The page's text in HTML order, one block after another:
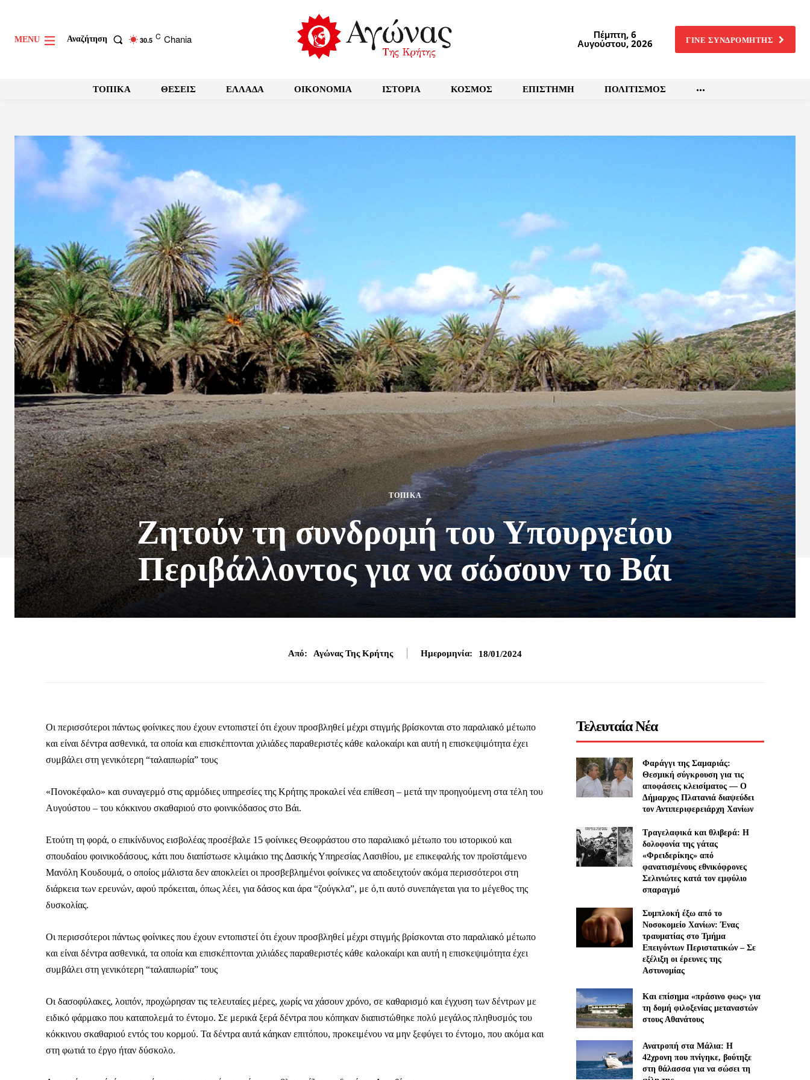
MENU Αναζήτηση 30.5 C Chania Πέμπτη, 6
Αυγούστου, 2026 ΓΙΝΕ ΣΥΝΔΡΟΜΗΤΗΣ
ΤΟΠΙΚΑ ΘΕΣΕΙΣ ΕΛΛΑΔΑ OIKONOMIA ΙΣΤΟΡΙΑ ΚΟΣΜΟΣ ΕΠΙΣΤΗΜΗ ΠΟΛΙΤΙΣΜΟΣ
ΤΟΠΙΚΑ
Ζητούν τη συνδρομή του Υπουργείου
Περιβάλλοντος για να σώσουν το Βάι
Από: Αγώνας Της Κρήτης Ημερομηνία: 18/01/2024
Οι περισσότεροι πάντως φοίνικες που έχουν εντοπιστεί ότι έχουν προσβληθεί μέχρι στιγμής βρίσκονται στο παραλιακό μέτωπο
και είναι δέντρα ασθενικά, τα οποία και επισκέπτονται χιλιάδες παραθεριστές κάθε καλοκαίρι και αυτή η επισκεψιμότητα έχει
συμβάλει στη γενικότερη “ταλαιπωρία” τους
«Πονοκέφαλο» και συναγερμό στις αρμόδιες υπηρεσίες της Κρήτης προκαλεί νέα επίθεση – μετά την προηγούμενη στα τέλη του
Αυγούστου – του κόκκινου σκαθαριού στο φοινικόδασος στο Βάι.
Ετούτη τη φορά, ο επικίνδυνος εισβολέας προσέβαλε 15 φοίνικες Θεοφράστου στο παραλιακό μέτωπο του ιστορικού και
σπουδαίου φοινικοδάσους, κάτι που διαπίστωσε κλιμάκιο της Δασικής Υπηρεσίας Λασιθίου, με επικεφαλής τον προϊστάμενο
Μανόλη Κουδουμά, ο οποίος μάλιστα δεν αποκλείει οι προσβεβλημένοι φοίνικες να αποδειχτούν ακόμα περισσότεροι στη
διάρκεια των ερευνών, αφού πρόκειται, όπως λέει, για δάσος και άρα “ζούγκλα”, με ό,τι αυτό συνεπάγεται για το μέγεθος της
δυσκολίας.
Οι περισσότεροι πάντως φοίνικες που έχουν εντοπιστεί ότι έχουν προσβληθεί μέχρι στιγμής βρίσκονται στο παραλιακό μέτωπο
και είναι δέντρα ασθενικά, τα οποία και επισκέπτονται χιλιάδες παραθεριστές κάθε καλοκαίρι και αυτή η επισκεψιμότητα έχει
συμβάλει στη γενικότερη “ταλαιπωρία” τους
Οι δασοφύλακες, λοιπόν, προχώρησαν τις τελευταίες μέρες, χωρίς να χάσουν χρόνο, σε καθαρισμό και έγχυση των δέντρων με
ειδικό φάρμακο που καταπολεμά το έντομο. Σε μερικά ξερά δέντρα που κόπηκαν διαπιστώθηκε πολύ μεγάλος πληθυσμός του
κόκκινου σκαθαριού εντός του κορμού. Τα δέντρα αυτά κάηκαν επιτόπου, προκειμένου να μην ξεφύγει το έντομο, που ακόμα και
στη φωτιά το έργο ήταν δύσκολο.
Τελευταία Νέα
Φαράγγι της Σαμαριάς:
Θεσμική σύγκρουση για τις
αποφάσεις κλεισίματος — Ο
Δήμαρχος Πλατανιά διαψεύδει
τον Αντιπεριφερειάρχη Χανίων
Τραγελαφικά και θλιβερά: Η
δολοφονία της γάτας
«Φρειδερίκης» από
φανατισμένους εθνικόφρονες
Σελινιώτες κατά τον εμφύλιο
σπαραγμό
Συμπλοκή έξω από το
Νοσοκομείο Χανίων: Ένας
τραυματίας στο Τμήμα
Επειγόντων Περιστατικών – Σε
εξέλιξη οι έρευνες της
Αστυνομίας
Και επίσημα «πράσινο φως» για
τη δομή φιλοξενίας μεταναστών
στους Αθανάτους
Ανατροπή στα Μάλια: Η
42χρονη που πνίγηκε, βούτηξε
στη θάλασσα για να σώσει τη